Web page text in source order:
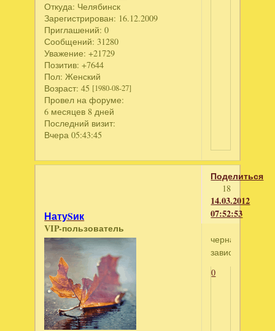
Откуда: Челябинск
Зарегистрирован: 16.12.2009
Приглашений: 0
Сообщений: 31280
Уважение: +21729
Позитив: +7644
Пол: Женский
Возраст: 45 [1980-08-27]
Провел на форуме:
6 месяцев 8 дней
Последний визит:
Вчера 05:43:45
Поделиться
18
14.03.2012
07:52:53
НатуSик
VIP-пользователь
черная
зависть
0